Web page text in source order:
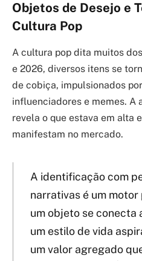
Objetos de Desejo e
Cultura Pop
A cultura pop dita muitos
e 2026, diversos itens se
de cobiça, impulsionados
influenciadores e memes. A
revela o que estava em alta
manifestam no mercado.
A identificação com
narrativas é um motor
um objeto se conecta
um estilo de vida
um valor agregado